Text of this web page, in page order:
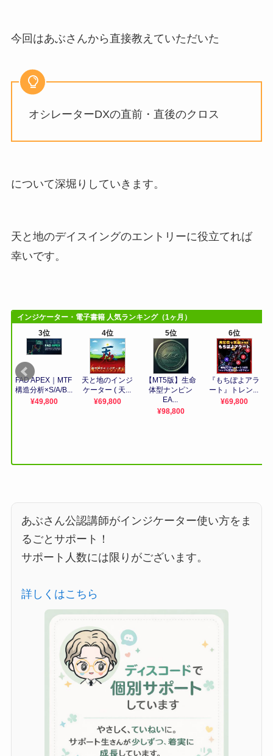
今回はあぶさんから直接教えていただいた
オシレーターDXの直前・直後のクロス
について深堀りしていきます。
天と地のデイスイングのエントリーに役立てれば
幸いです。
あぶさん公認講師がインジケーター使い方をま
るごとサポート！
サポート人数には限りがございます。
詳しくはこちら